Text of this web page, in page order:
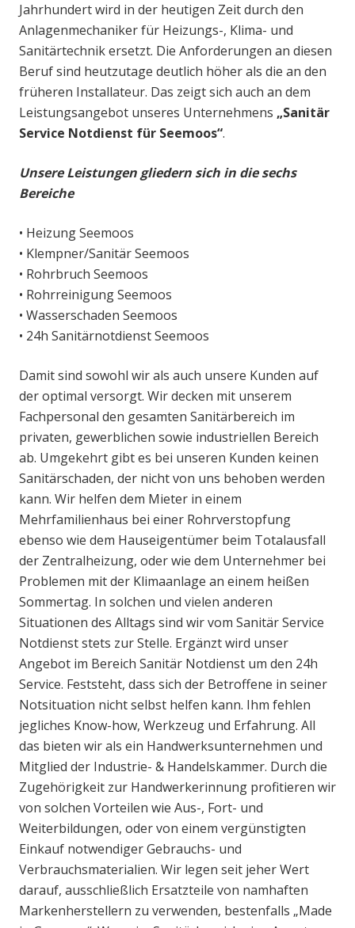
Jahrhundert wird in der heutigen Zeit durch den
Anlagenmechaniker für Heizungs-, Klima- und
Sanitärtechnik ersetzt. Die Anforderungen an diesen
Beruf sind heutzutage deutlich höher als die an den
früheren Installateur. Das zeigt sich auch an dem
Leistungsangebot unseres Unternehmens „Sanitär
Service Notdienst für Seemoos“.
Unsere Leistungen gliedern sich in die sechs
Bereiche
• Heizung Seemoos
• Klempner/Sanitär Seemoos
• Rohrbruch Seemoos
• Rohrreinigung Seemoos
• Wasserschaden Seemoos
• 24h Sanitärnotdienst Seemoos
Damit sind sowohl wir als auch unsere Kunden auf
der optimal versorgt. Wir decken mit unserem
Fachpersonal den gesamten Sanitärbereich im
privaten, gewerblichen sowie industriellen Bereich
ab. Umgekehrt gibt es bei unseren Kunden keinen
Sanitärschaden, der nicht von uns behoben werden
kann. Wir helfen dem Mieter in einem
Mehrfamilienhaus bei einer Rohrverstopfung
ebenso wie dem Hauseigentümer beim Totalausfall
der Zentralheizung, oder wie dem Unternehmer bei
Problemen mit der Klimaanlage an einem heißen
Sommertag. In solchen und vielen anderen
Situationen des Alltags sind wir vom Sanitär Service
Notdienst stets zur Stelle. Ergänzt wird unser
Angebot im Bereich Sanitär Notdienst um den 24h
Service. Feststeht, dass sich der Betroffene in seiner
Notsituation nicht selbst helfen kann. Ihm fehlen
jegliches Know-how, Werkzeug und Erfahrung. All
das bieten wir als ein Handwerksunternehmen und
Mitglied der Industrie- & Handelskammer. Durch die
Zugehörigkeit zur Handwerkerinnung profitieren wir
von solchen Vorteilen wie Aus-, Fort- und
Weiterbildungen, oder von einem vergünstigten
Einkauf notwendiger Gebrauchs- und
Verbrauchsmaterialien. Wir legen seit jeher Wert
darauf, ausschließlich Ersatzteile von namhaften
Markenherstellern zu verwenden, bestenfalls „Made